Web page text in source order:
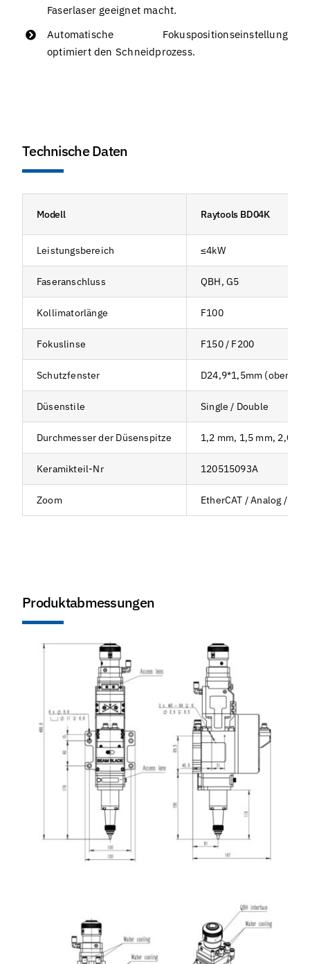
Faserlaser geeignet macht.
Automatische Fokuspositionseinstellung
optimiert den Schneidprozess.
Technische Daten
Modell Raytools BD04K
Leistungsbereich ≤4kW
Faseranschluss QBH, G5
Kollimatorlänge F100
Fokuslinse F150 / F200
Schutzfenster D24,9*1,5mm (oben);
Düsenstile Single / Double
Durchmesser der Düsenspitze 1,2 mm, 1,5 mm, 2,0
Keramikteil-Nr 120515093A
Zoom EtherCAT / Analog / Puls
Produktabmessungen